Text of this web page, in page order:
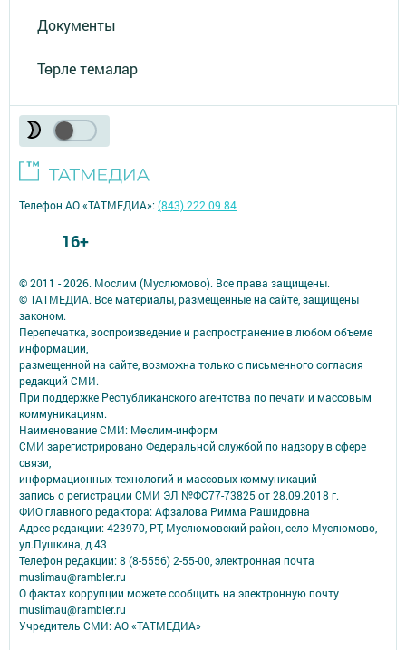
Документы
Төрле темалар
© 2011 - 2026. Мослим (Муслюмово). Все права защищены.
© ТАТМЕДИА. Все материалы, размещенные на сайте, защищены
законом.
Перепечатка, воспроизведение и распространение в любом объеме
информации,
размещенной на сайте, возможна только с письменного согласия
редакций СМИ.
При поддержке Республиканского агентства по печати и массовым
коммуникациям.
Наименование СМИ: Мөслим-информ
СМИ зарегистрировано Федеральной службой по надзору в сфере
связи,
информационных технологий и массовых коммуникаций
запись о регистрации СМИ ЭЛ №ФС77-73825 от 28.09.2018 г.
ФИО главного редактора: Афзалова Римма Рашидовна
Адрес редакции: 423970, РТ, Муслюмовский район, село Муслюмово,
ул.Пушкина, д.43
Телефон редакции: 8 (8-5556) 2-55-00, электронная почта
muslimau@rambler.ru
О фактах коррупции можете сообщить на электронную почту
muslimau@rambler.ru
Учредитель СМИ: АО «ТАТМЕДИА»
Телефон АО «ТАТМЕДИА»:(843) 222 09 84
16+